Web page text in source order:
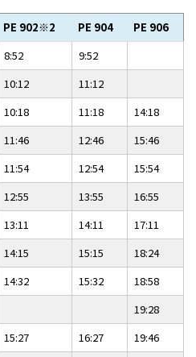
PE 902※2 PE 904
PE 906
8:52
9:52
10:12
11:12
10:18 11:18
14:18
11:46 12:46
15:46
11:54 12:54
15:54
12:55 13:55
16:55
13:11 14:11
17:11
14:15 15:15
18:24
14:32 15:32
18:58
19:28
15:27 16:27
19:46